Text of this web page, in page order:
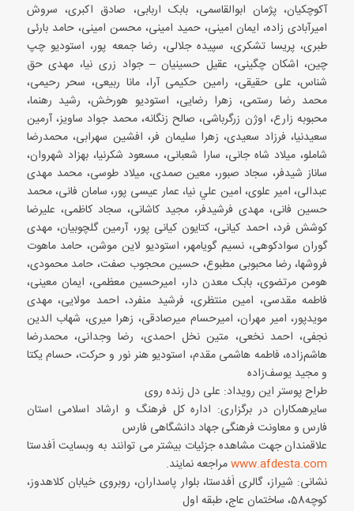
آکوچکیان، پژمان ابوالقاسمی، بابک اربابی، صادق اکبری، سروش
امیرآبادی زاده، ایمان امینی، حمید امینی، محسن امینی، حامد بارئی
طبری، پریسا تشکری، سپیده جلالی، رضا جمعه پور، استودیو چپ
چین، اشکان چگینی، عقیل حسینیان – جواد زری نیا، مهدی حق
شناس، علی حقیقی، رامین حکیمی آرا، مانا ربیعی، سحر رحیمی،
محمد رضا رستمی، زهرا رضایی، استودیو هورخش، رشید رهنما،
محبوبه زارع، اوژن زرگرباشی، صالح زنگانه، محمد جواد ساویز، آرمین
سعیدنیا، فرزاد سعیدی، زهرا سلیمان فر، افشین سهرابی، محمدرضا
شاملو، میلاد شاه جانی، سارا شعبانی، مسعود شکرنیا، بهزاد شهروان،
ساناز شیدفر، سجاد صبور، معین صمدی، میلاد طوسی، محمد مهدی
عبدالی، امیر علوی، امين علي نيا، عمار عیسی پور، سامان فانی، محمد
حسین فانی، مهدی فرشیدفر، مجید کاشانی، سجاد کاظمی، علیرضا
کوشش فرد، احمد کیانی، کتایون کیانی پور، آرمین گلچوبیان، مهدی
گوران سوادکوهی، نسیم گویامهر، استودیو لاین موشن، حامد ماهوت
فروشها، رضا محبوبی مطبوع، حسین محجوب صفت، حامد محمودی،
هومن مرتضوی، بابک معدن دار، امیرحسین معظمی، ایمان معینی،
فاطمه مقدسی، امین منتظری، فرشید منفرد، احمد مولایی، مهدی
مویدپور، امیر مهران، امیرحسام میرصادقی، زهرا میری، شهاب الدین
نجفی، احمد نخعی، متین نخل احمدی، رضا وجدانی، محمدرضا
هاشم‌زاده، فاطمه هاشمی مقدم، استودیو هنر نور و حرکت، حسام یکتا
و مجید یوسف‌زاده
طراح پوستر این رویداد: علی دل زنده روی
سایرهمکاران در برگزاری: اداره کل فرهنگ و ارشاد اسلامی استان
فارس و معاونت فرهنگی جهاد دانشگاهی فارس
علاقمندان جهت مشاهده جزئیات بیشتر می توانند به وبسایت اَفدستا
www.afdesta.comمراجعه نمایند.
نشانی: شیراز، گالری اَفدستا، بلوار پاسداران، روبروی خیابان کلاهدوز،
کوچه58، ساختمان عاج، طبقه اول